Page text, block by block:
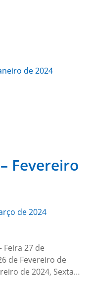
de 2024
Fevereiro
de 2024
Feira 27 de
de Fevereiro de
de 2024, Sexta…